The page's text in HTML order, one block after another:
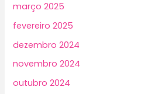
março 2025
fevereiro 2025
dezembro 2024
novembro 2024
outubro 2024